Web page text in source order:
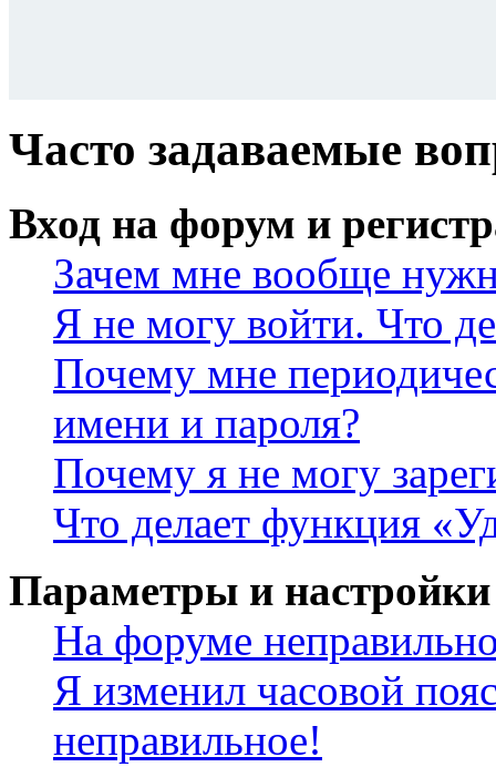
Часто задаваемые
Вход на форум и
Зачем мне вообще
Я не могу войти. Что
Почему мне
имени и пароля?
Почему я не могу
Что делает функция
Параметры и настройки
На форуме
Я изменил часовой
неправильное!